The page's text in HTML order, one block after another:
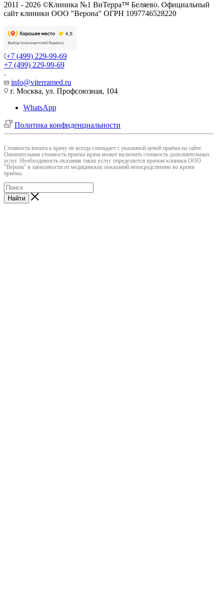
2011 - 2026 ©Клиника №1 ВиТерра™ Беляево. Официальный
сайт клиники ООО "Верона" ОГРН 1097746528220
+7 (499) 229-99-69
+7 (499) 229-99-69
info@viterramed.ru
г. Москва, ул. Профсоюзная, 104
WhatsApp
Политика конфиденциальности
Cтоимость визита к врачу не всегда совпадает с указанной ценой приёма на сайте.
Окончательная стоимость приема врача может включать стоимость дополнительных
услуг. Необходимость оказания таких услуг определяется врачом клиники ООО
"Верона" в зависимости от медицинских показаний непосредственно во время
приёма.
Найти